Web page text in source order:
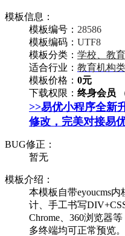
模板信息：
模板编号： 28586
模板编码： UTF8
模板分类： 学校、教
适合行业： 教育机构
模板价格： 0元
下载权限： 终身会员
>>易优小程序全新
修改，完美对接易
BUG修正：
暂无
模板介绍：
本模板自带eyoucms
计、手工书写
Chrome、360浏览器
多终端均可正常预览。